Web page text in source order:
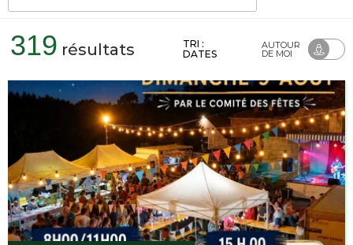
319 résultats
TRI :
DATES
AUTOUR
DE MOI